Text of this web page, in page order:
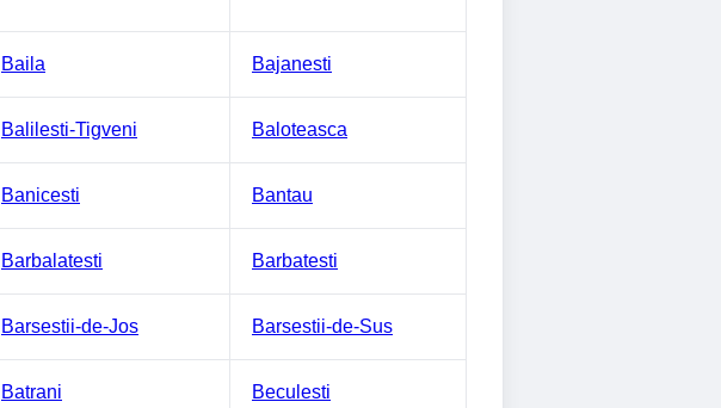
Baila Bajanesti
Balilesti-Tigveni Baloteasca
Banicesti Bantau
Barbalatesti Barbatesti
Barsestii-de-Jos Barsestii-de-Sus
Batrani Beculesti